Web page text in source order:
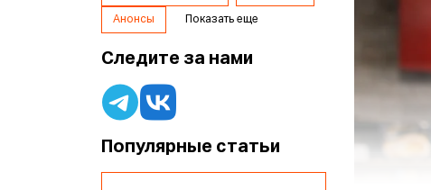
Анонсы Показать еще
Следите за нами
Популярные статьи